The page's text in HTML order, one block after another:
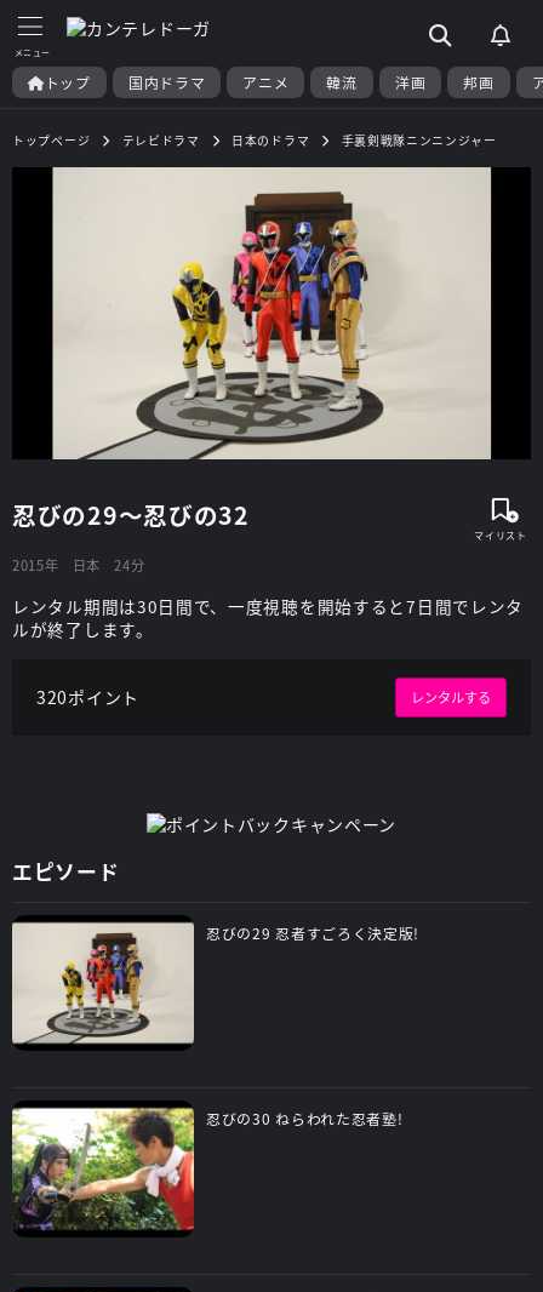
トップ 国内ドラマ アニメ 韓流 洋画 邦画
トップページ テレビドラマ 日本のドラマ 手裏剣戦隊ニンニンジャー
忍びの29～忍びの32
2015年 日本 24分
レンタル期間は30日間で、一度視聴を開始すると7日間でレンタ
ルが終了します。
320ポイント レンタルする
エピソード
忍びの29 忍者すごろく決定版!
忍びの30 ねらわれた忍者塾!